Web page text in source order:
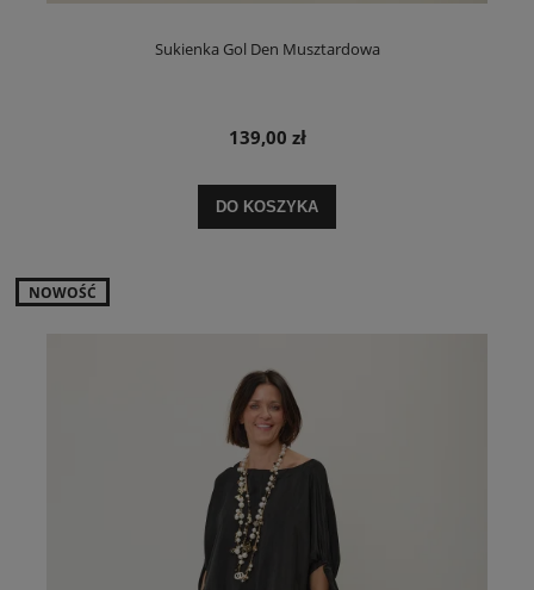
Sukienka Gol Den Musztardowa
139,00 zł
DO KOSZYKA
NOWOŚĆ